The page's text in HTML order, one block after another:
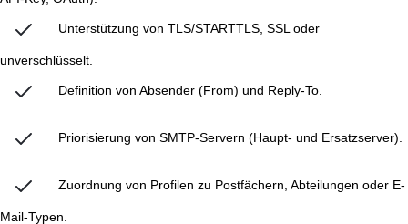
Unterstützung von TLS/STARTTLS, SSL oder
unverschlüsselt.
Definition von Absender (From) und Reply-To.
Priorisierung von SMTP-Servern (Haupt- und Ersatzserver).
Zuordnung von Profilen zu Postfächern, Abteilungen oder E-
Mail-Typen.